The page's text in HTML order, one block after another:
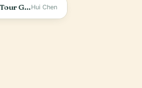
State Hall of Austrian National Library | Historic Library | 4K Vienna Travel Walking Tour GuideHui Chen